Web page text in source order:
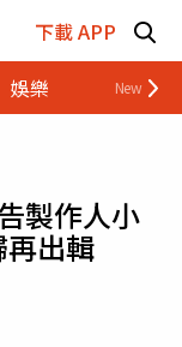
下載 APP
娛樂 財經
製作人小
出輯